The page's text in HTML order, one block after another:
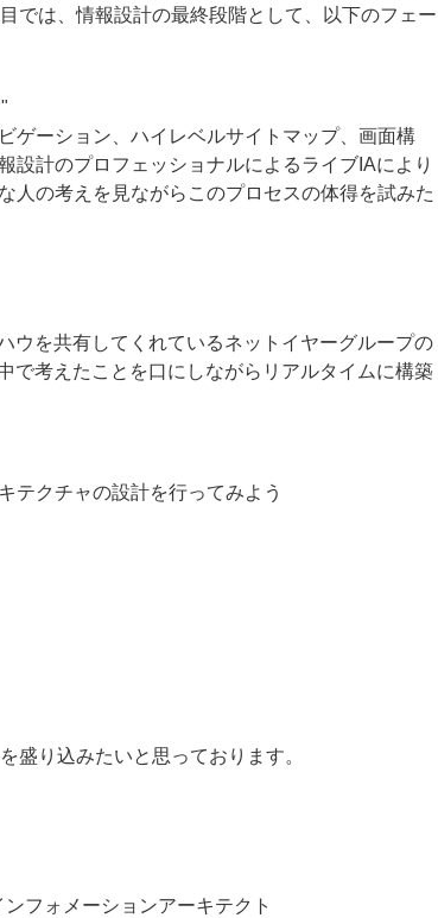
では、情報設計の最終段階として、以下のフェー
ゲーション、ハイレベルサイトマップ、画面構
設計のプロフェッショナルによるライブIAにより
人の考えを見ながらこのプロセスの体得を試みた
ウを共有してくれているネットイヤーグループの
で考えたことを口にしながらリアルタイムに構築
テクチャの設計を行ってみよう
盛り込みたいと思っております。
フォメーションアーキテクト